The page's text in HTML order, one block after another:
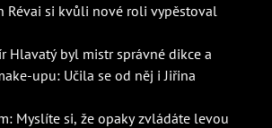
Révai si kvůli nové roli vypěstoval
Hlavatý byl mistr správné dikce a
upu: Učila se od něj i Jiřina
Myslíte si, že opaky zvládáte levou